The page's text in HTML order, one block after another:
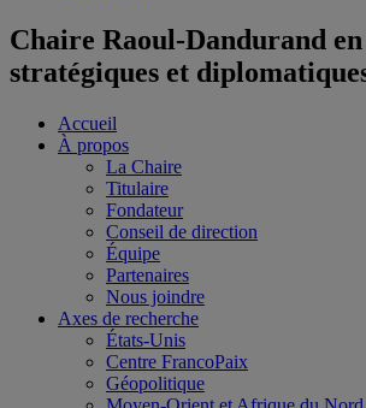
Chaire Raoul-Dandurand en
stratégiques et
Accueil
À propos
La Chaire
Titulaire
Fondateur
Conseil de direction
Équipe
Partenaires
Nous joindre
Axes de recherche
États-Unis
Centre FrancoPaix
Géopolitique